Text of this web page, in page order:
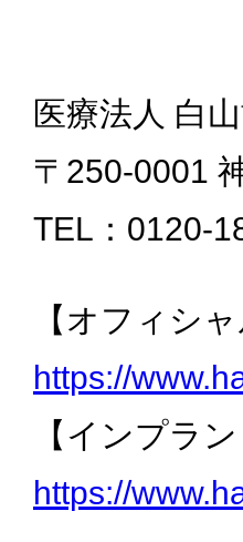
医療法人 白
〒250-0001
TEL：0120-
【オフィシ
https://
【インプラ
https://